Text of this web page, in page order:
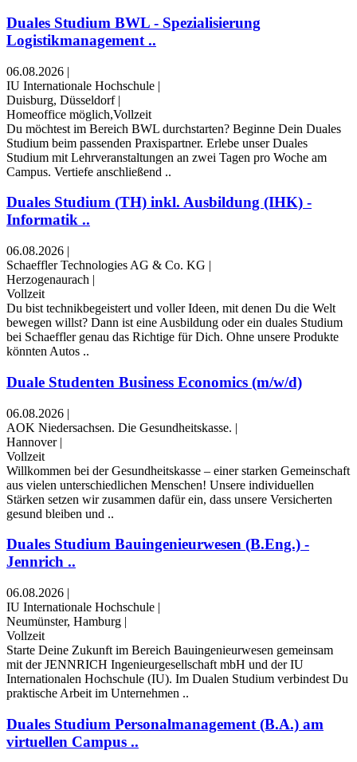
Duales Studium BWL - Spezialisierung
Logistikmanagement ..
06.08.2026 |
IU Internationale Hochschule |
Duisburg, Düsseldorf |
Homeoffice möglich,Vollzeit
Du möchtest im Bereich BWL durchstarten? Beginne Dein Duales
Studium beim passenden Praxispartner. Erlebe unser Duales
Studium mit Lehrveranstaltungen an zwei Tagen pro Woche am
Campus. Vertiefe anschließend ..
Duales Studium (TH) inkl. Ausbildung (IHK) -
Informatik ..
06.08.2026 |
Schaeffler Technologies AG & Co. KG |
Herzogenaurach |
Vollzeit
Du bist technikbegeistert und voller Ideen, mit denen Du die Welt
bewegen willst? Dann ist eine Ausbildung oder ein duales Studium
bei Schaeffler genau das Richtige für Dich. Ohne unsere Produkte
könnten Autos ..
Duale Studenten Business Economics (m/w/d)
06.08.2026 |
AOK Niedersachsen. Die Gesundheitskasse. |
Hannover |
Vollzeit
Willkommen bei der Gesundheitskasse – einer starken Gemeinschaft
aus vielen unterschiedlichen Menschen! Unsere individuellen
Stärken setzen wir zusammen dafür ein, dass unsere Versicherten
gesund bleiben und ..
Duales Studium Bauingenieurwesen (B.Eng.) -
Jennrich ..
06.08.2026 |
IU Internationale Hochschule |
Neumünster, Hamburg |
Vollzeit
Starte Deine Zukunft im Bereich Bauingenieurwesen gemeinsam
mit der JENNRICH Ingenieurgesellschaft mbH und der IU
Internationalen Hochschule (IU). Im Dualen Studium verbindest Du
praktische Arbeit im Unternehmen ..
Duales Studium Personalmanagement (B.A.) am
virtuellen Campus ..